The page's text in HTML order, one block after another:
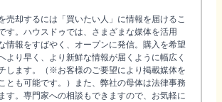
売却するには「買いたい人」に情報を届けるこ
す。ハウスドゥでは、さまざまな媒体を活用
情報をすばやく、オープンに発信。購入を希望
より早く、より新鮮な情報が届くように幅広く
します。（※お客様のご要望により掲載媒体を
とも可能です。）また、弊社の母体は法律事務
す。専門家への相談もできますので、お気軽に